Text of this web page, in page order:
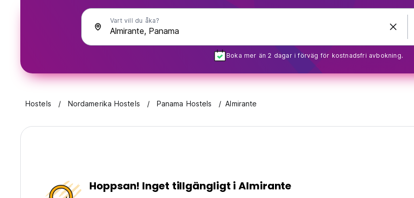
Vart vill du åka?
Boka mer än 2 dagar i förväg för kostnadsfri avbokning.
Hostels Nordamerika Hostels Panama Hostels Almirante
Hoppsan! Inget tillgängligt i Almirante